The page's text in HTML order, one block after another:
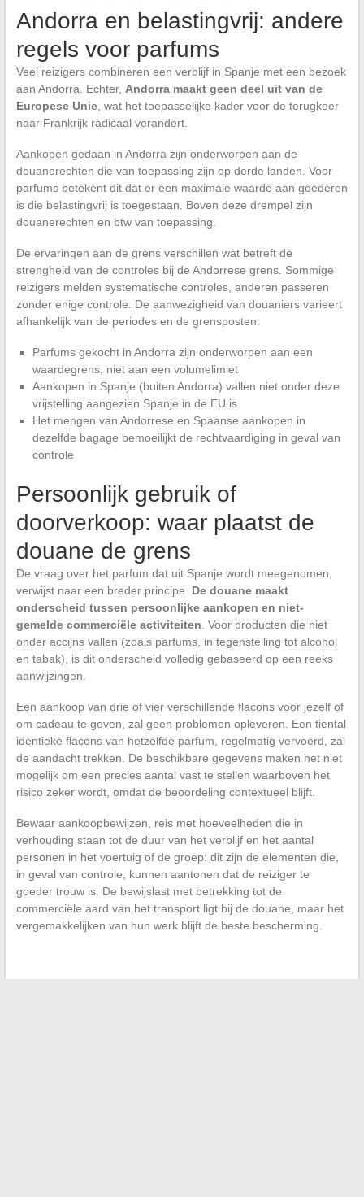
Andorra en belastingvrij: andere
regels voor parfums
Veel reizigers combineren een verblijf in Spanje met een bezoek
aan Andorra. Echter, Andorra maakt geen deel uit van de
Europese Unie, wat het toepasselijke kader voor de terugkeer
naar Frankrijk radicaal verandert.
Aankopen gedaan in Andorra zijn onderworpen aan de
douanerechten die van toepassing zijn op derde landen. Voor
parfums betekent dit dat er een maximale waarde aan goederen
is die belastingvrij is toegestaan. Boven deze drempel zijn
douanerechten en btw van toepassing.
De ervaringen aan de grens verschillen wat betreft de
strengheid van de controles bij de Andorrese grens. Sommige
reizigers melden systematische controles, anderen passeren
zonder enige controle. De aanwezigheid van douaniers varieert
afhankelijk van de periodes en de grensposten.
Parfums gekocht in Andorra zijn onderworpen aan een
waardegrens, niet aan een volumelimiet
Aankopen in Spanje (buiten Andorra) vallen niet onder deze
vrijstelling aangezien Spanje in de EU is
Het mengen van Andorrese en Spaanse aankopen in
dezelfde bagage bemoeilijkt de rechtvaardiging in geval van
controle
Persoonlijk gebruik of
doorverkoop: waar plaatst de
douane de grens
De vraag over het parfum dat uit Spanje wordt meegenomen,
verwijst naar een breder principe. De douane maakt
onderscheid tussen persoonlijke aankopen en niet-
gemelde commerciële activiteiten. Voor producten die niet
onder accijns vallen (zoals parfums, in tegenstelling tot alcohol
en tabak), is dit onderscheid volledig gebaseerd op een reeks
aanwijzingen.
Een aankoop van drie of vier verschillende flacons voor jezelf of
om cadeau te geven, zal geen problemen opleveren. Een tiental
identieke flacons van hetzelfde parfum, regelmatig vervoerd, zal
de aandacht trekken. De beschikbare gegevens maken het niet
mogelijk om een precies aantal vast te stellen waarboven het
risico zeker wordt, omdat de beoordeling contextueel blijft.
Bewaar aankoopbewijzen, reis met hoeveelheden die in
verhouding staan tot de duur van het verblijf en het aantal
personen in het voertuig of de groep: dit zijn de elementen die,
in geval van controle, kunnen aantonen dat de reiziger te
goeder trouw is. De bewijslast met betrekking tot de
commerciële aard van het transport ligt bij de douane, maar het
vergemakkelijken van hun werk blijft de beste bescherming.